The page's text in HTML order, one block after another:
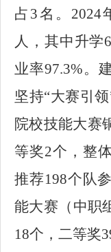
占 3名。 2024
人，其中升学
业率97.3%。
坚持“大赛引
院校技能大赛
等奖2个，整
推荐198个队
能大赛（中职
18个，二等奖